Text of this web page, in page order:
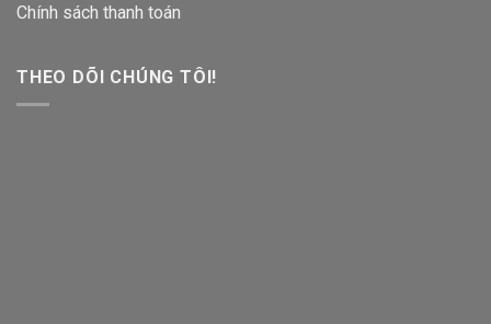
Chính sách thanh toán
THEO DÕI CHÚNG TÔI!